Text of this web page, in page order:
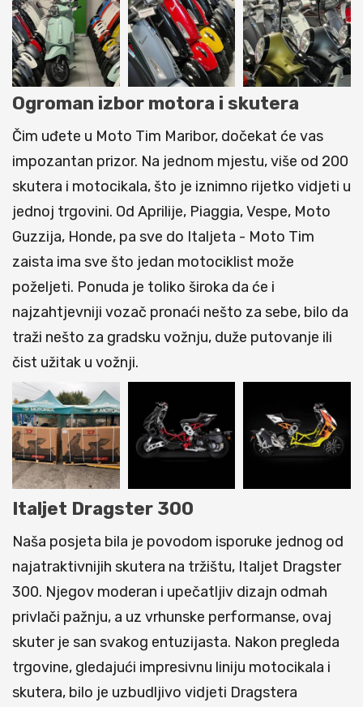
Ogroman izbor motora i skutera
Čim uđete u Moto Tim Maribor, dočekat će vas
impozantan prizor. Na jednom mjestu, više od 200
skutera i motocikala, što je iznimno rijetko vidjeti u
jednoj trgovini. Od Aprilije, Piaggia, Vespe, Moto
Guzzija, Honde, pa sve do Italjeta - Moto Tim
zaista ima sve što jedan motociklist može
poželjeti. Ponuda je toliko široka da će i
najzahtjevniji vozač pronaći nešto za sebe, bilo da
traži nešto za gradsku vožnju, duže putovanje ili
čist užitak u vožnji.
Italjet Dragster 300
Naša posjeta bila je povodom isporuke jednog od
najatraktivnijih skutera na tržištu, Italjet Dragster
300. Njegov moderan i upečatljiv dizajn odmah
privlači pažnju, a uz vrhunske performanse, ovaj
skuter je san svakog entuzijasta. Nakon pregleda
trgovine, gledajući impresivnu liniju motocikala i
skutera, bilo je uzbudljivo vidjeti Dragstera